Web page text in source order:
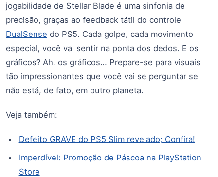
jogabilidade de Stellar Blade é uma sinfonia de
precisão, graças ao feedback tátil do controle
DualSense do PS5. Cada golpe, cada movimento
especial, você vai sentir na ponta dos dedos. E os
gráficos? Ah, os gráficos… Prepare-se para visuais
tão impressionantes que você vai se perguntar se
não está, de fato, em outro planeta.
Veja também:
Defeito GRAVE do PS5 Slim revelado; Confira!
Imperdível: Promoção de Páscoa na PlayStation
Store